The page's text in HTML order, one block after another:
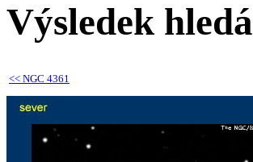
Výsledek
<< NGC 4361